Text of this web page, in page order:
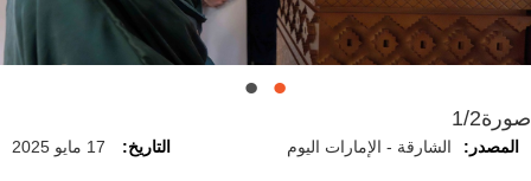
صورة1/2
المصدر: الشارقة - الإمارات اليوم التاريخ: 17 مايو 2025